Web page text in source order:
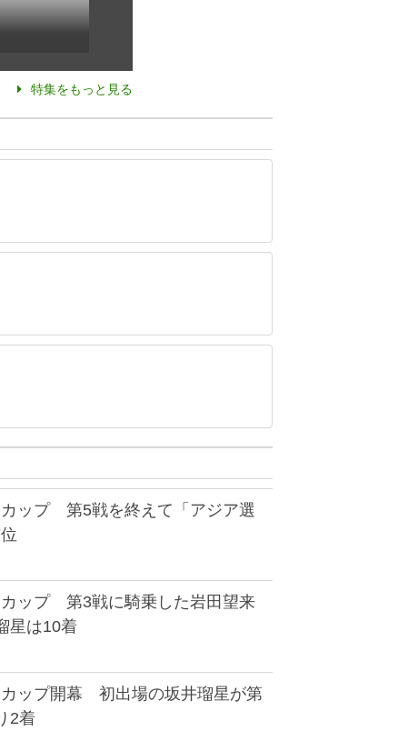
特集をもっと見る
ップ 第5戦を終えて「アジア選
ップ 第3戦に騎乗した岩田望来
星は10着
ップ開幕 初出場の坂井瑠星が第
2着